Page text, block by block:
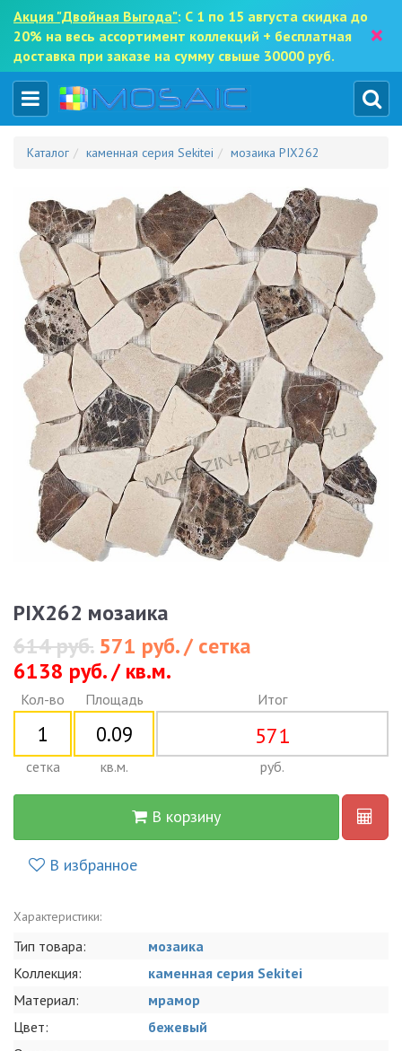
Акция "Двойная Выгода": С 1 по 15 августа скидка до
20% на весь ассортимент коллекций + бесплатная
доставка при заказе на сумму свыше 30000 руб.
×
Каталог каменная серия Sekitei мозаика PIX262
PIX262 мозаика
614 руб.571 руб. / сетка
6138 руб. / кв.м.
Кол-во
сетка
Площадь
кв.м.
Итог
571
руб.
В корзину
В избранное
Характеристики:
Тип товара:
мозаика
Коллекция:
каменная серия Sekitei
Материал:
мрамор
Цвет:
бежевый